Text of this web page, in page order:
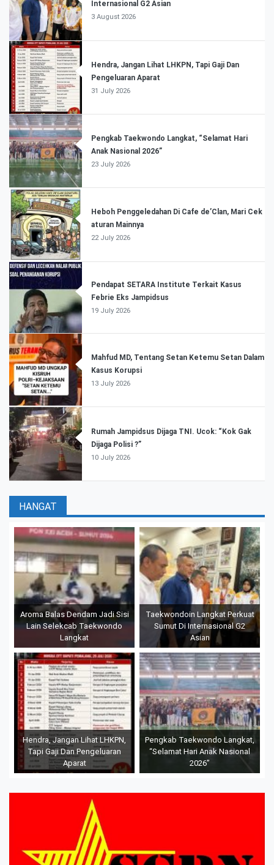
Internasional G2 Asian
3 August 2026
Hendra, Jangan Lihat LHKPN, Tapi Gaji Dan
Pengeluaran Aparat
31 July 2026
Pengkab Taekwondo Langkat, “Selamat Hari
Anak Nasional 2026”
23 July 2026
Heboh Penggeledahan Di Cafe de’Clan, Mari Cek
aturan Mainnya
22 July 2026
Pendapat SETARA Institute Terkait Kasus
Febrie Eks Jampidsus
19 July 2026
Mahfud MD, Tentang Setan Ketemu Setan Dalam
Kasus Korupsi
13 July 2026
Rumah Jampidsus Dijaga TNI. Ucok: “Kok Gak
Dijaga Polisi ?”
10 July 2026
HANGAT
Aroma Balas Dendam Jadi Sisi
Lain Selekcab Taekwondo
Langkat
Taekwondoin Langkat Perkuat
Sumut Di Internasional G2
Asian
Hendra, Jangan Lihat LHKPN,
Tapi Gaji Dan Pengeluaran
Aparat
Pengkab Taekwondo Langkat,
“Selamat Hari Anak Nasional
2026”